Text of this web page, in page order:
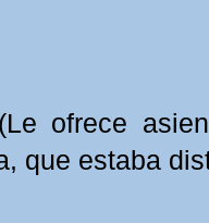
ofrece
que estaba